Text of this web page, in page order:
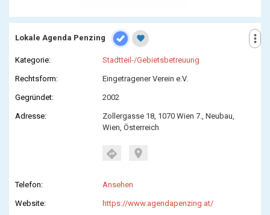
more_vert
Lokale Agenda Penzing favorite
Kategorie: Stadtteil-/Gebietsbetreuung
Rechtsform: Eingetragener Verein e.V.
Gegründet: 2002
Adresse:
Zollergasse 18, 1070 Wien 7., Neubau,
Wien, Österreich
directions location_on
Telefon: Ansehen
Website: https://www.agendapenzing.at/